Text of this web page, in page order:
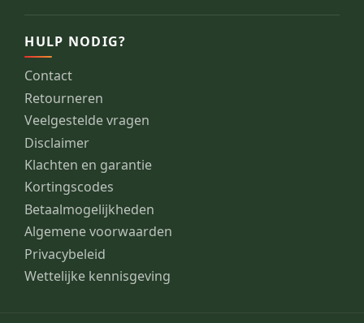
HULP NODIG?
Contact
Retourneren
Veelgestelde vragen
Disclaimer
Klachten en garantie
Kortingscodes
Betaalmogelijkheden
Algemene voorwaarden
Privacybeleid
Wettelijke kennisgeving